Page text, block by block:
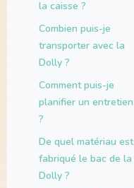
la caisse ?
Combien puis-je
transporter avec la
Dolly ?
Comment puis-je
planifier un entretien
?
De quel matériau est
fabriqué le bac de la
Dolly ?